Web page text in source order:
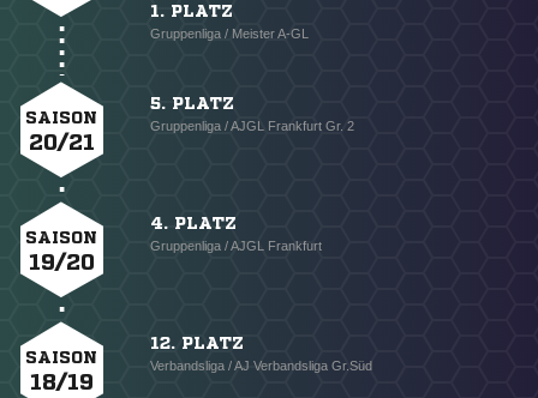
1. PLATZ
Gruppenliga / Meister A-GL
SAISON
20/21
5. PLATZ
Gruppenliga / AJGL Frankfurt Gr. 2
SAISON
19/20
4. PLATZ
Gruppenliga / AJGL Frankfurt
SAISON
18/19
12. PLATZ
Verbandsliga / AJ Verbandsliga Gr.Süd